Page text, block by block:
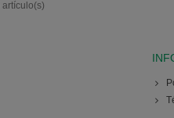
artículo(s)